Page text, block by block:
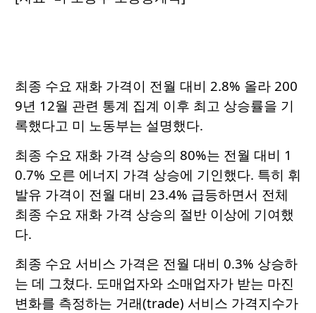
최종 수요 재화 가격이 전월 대비 2.8% 올라 200
9년 12월 관련 통계 집계 이후 최고 상승률을 기
록했다고 미 노동부는 설명했다.
최종 수요 재화 가격 상승의 80%는 전월 대비 1
0.7% 오른 에너지 가격 상승에 기인했다. 특히 휘
발유 가격이 전월 대비 23.4% 급등하면서 전체
최종 수요 재화 가격 상승의 절반 이상에 기여했
다.
최종 수요 서비스 가격은 전월 대비 0.3% 상승하
는 데 그쳤다. 도매업자와 소매업자가 받는 마진
변화를 측정하는 거래(trade) 서비스 가격지수가